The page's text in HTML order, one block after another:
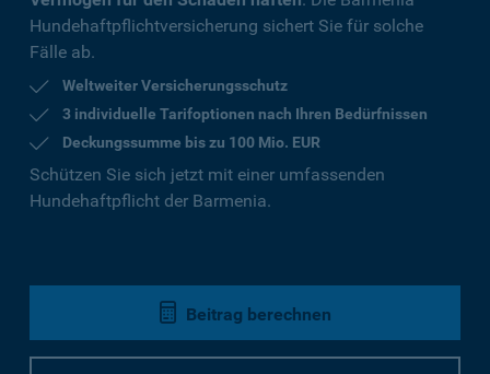
Hundehaftpflichtversicherung sichert Sie für solche
Fälle ab.
Weltweiter Versicherungsschutz
3 individuelle Tarifoptionen nach Ihren Bedürfnissen
Deckungssumme bis zu 100 Mio. EUR
Schützen Sie sich jetzt mit einer umfassenden
Hundehaftpflicht der Barmenia.
Beitrag berechnen